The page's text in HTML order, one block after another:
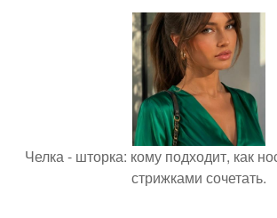
Челка - шторка: кому подходит, как
стрижками сочетать.